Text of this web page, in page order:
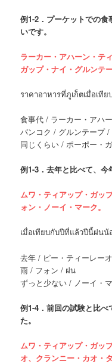
例1-2．プーケットでの
いです。
ラーカー・アハーン・テ
ガップ・ナイ・グルンテ
ราคาอาหารที่ภูเก็ตเมื่อเที
食事代 / ラーカー・アハ
バンコク / グルンテープ /
同じくらい / ポーポー・
例1-3．去年と比べて、今
ムワ・ティアップ・ガッ
ォン・ノーイ・マーク。
เมื่อเทียบกับปีที่แล้วปีนี้ฝนน้
去年 / ピー・ティーレー
雨 / フォン / ฝน
ずっと少ない / ノーイ・
例1-4．前回の試験と比
た。
ムワ・ティアップ・ガッ
オ、クランニー・カオ・